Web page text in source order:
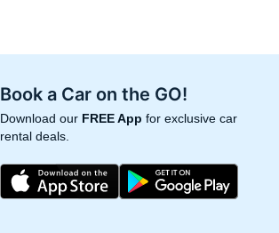
Book a Car on the GO!
Download our FREE App for exclusive car
rental deals.